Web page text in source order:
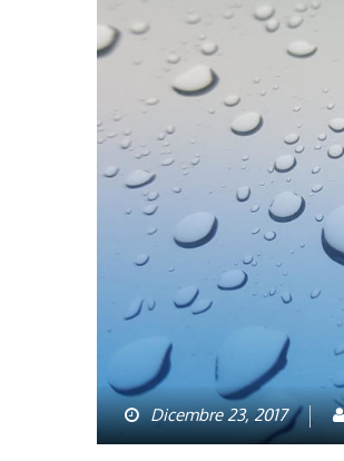
Dicembre 23, 2017